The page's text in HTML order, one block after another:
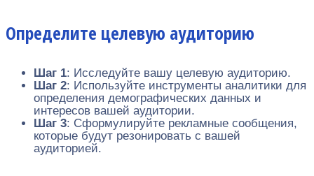
Определите целевую аудиторию
Шаг 1: Исследуйте вашу целевую аудиторию.
Шаг 2: Используйте инструменты аналитики для
определения демографических данных и
интересов вашей аудитории.
Шаг 3: Сформулируйте рекламные сообщения,
которые будут резонировать с вашей
аудиторией.